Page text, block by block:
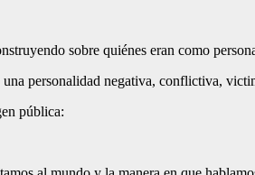
sobre quiénes eran como
personalidad negativa, conflictiva,
pública: